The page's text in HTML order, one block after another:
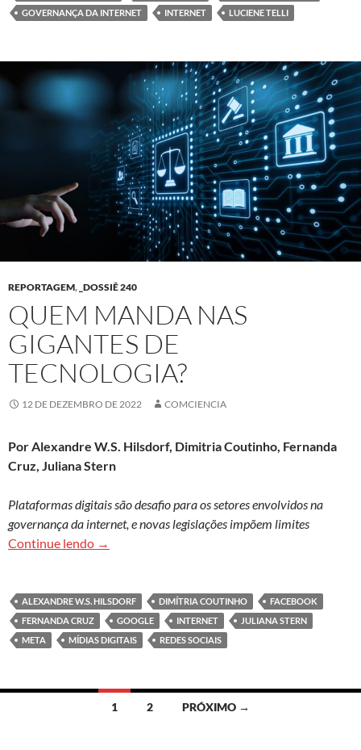
GOVERNANÇA DA INTERNET
INTERNET LUCIENE TELLI
REPORTAGEM, _DOSSIÊ 240
QUEM MANDA NAS
GIGANTES DE
TECNOLOGIA?
12 DE DEZEMBRO DE 2022 COMCIENCIA
Por Alexandre W.S. Hilsdorf, Dimitria Coutinho, Fernanda
Cruz, Juliana Stern
Plataformas digitais são desafio para os setores envolvidos na
governança da internet, e novas legislações impõem limites
Continue lendo Quem manda nas gigantes de tecnologia?
→
ALEXANDRE W.S. HILSDORF DIMÍTRIA COUTINHO
FACEBOOK
FERNANDA CRUZ
GOOGLE INTERNET
JULIANA STERN
META
MÍDIAS DIGITAIS REDES SOCIAIS
1 2 PRÓXIMO →